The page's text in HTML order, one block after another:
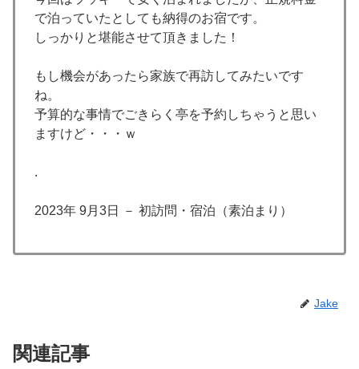
で泊っていたとしても納得のお宿です。
しっかりと堪能させて頂きました！
もし機会があったら家族で再訪してみたいです
ね。
予算的な事情でごきらく亭を予約しちゃうと思い
ますけど・・・ｗ
.
2023年 9月3日 － 初訪問・宿泊（素泊まり）
Jake
関連記事